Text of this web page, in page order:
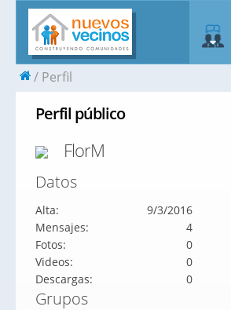
Perfil
Perfil público
FlorM
Datos
Alta:
9/3/2016
Mensajes:
4
Fotos:
0
Videos:
0
Descargas:
0
Grupos